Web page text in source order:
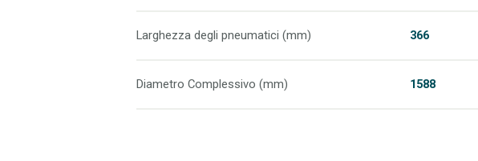
Larghezza degli pneumatici (mm) 366
Diametro Complessivo (mm) 1588